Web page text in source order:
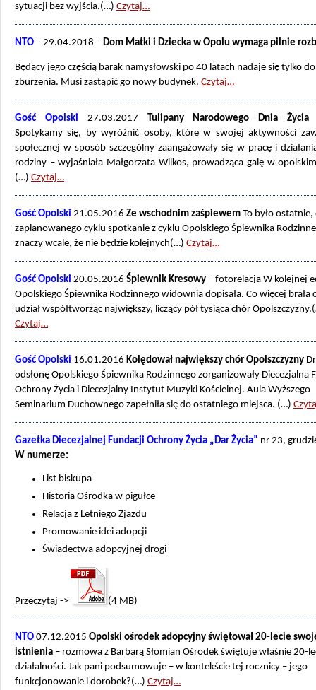
sytuacji bez wyjścia.(…) Czytaj…
NTO – 29.04.2018 – Dom Matki i Dziecka w Opolu wymaga pilnie
Będący jego częścią barak namysłowski po 40 latach nadaje się tylko do
zburzenia. Musi zastąpić go nowy budynek. Czytaj…
Gość Opolski 27.03.2017
Tulipany Narodowego Dnia Życia
Spotykamy się, by wyróżnić osoby, które w swojej aktywności
społecznej w sposób szczególny zaangażowały się w pracę i
rodziny – wyjaśniała Małgorzata Wilkos, prowadząca galę w
(…) Czytaj…
Gość Opolski 21.05.2016 Ze wschodnim zaśpiewem To było ostatnie,
zaplanowanego cyklu spotkanie z cyklu Opolskiego Śpiewnika
znaczy wcale, że nie będzie kolejnych(…) Czytaj…
Gość Opolski 20.05.2016 Śpiewnik Kresowy – fotorelacja W kolejnej
Opolskiego Śpiewnika Rodzinnego widownia dopisała. Co więcej brała
udział współtworząc największy, liczący pół tysiąca chór
Czytaj…
Gość Opolski 16.01.2016 Kolędował największy chór Opolszczyzny
odsłonę Opolskiego Śpiewnika Rodzinnego zorganizowały Diecezjalna
Ochrony Życia i Diecezjalny Instytut Muzyki Kościelnej. Aula Wyższego
Seminarium Duchownego zapełniła się do ostatniego miejsca. (…)
Gazetka Diecezjalnej Fundacji Ochrony Życia „Dar Życia” nr 23,
W numerze:
List biskupa
Historia Ośrodka w pigułce
Relacja z Letniego Zjazdu
Promowanie idei adopcji
Świadectwa adopcyjnej drogi
Przeczytaj -> (4 MB)
NTO 07.12.2015 Opolski ośrodek adopcyjny świętował 20-lecie
istnienia – rozmowa z Barbarą Słomian Ośrodek świętuje właśnie 20-
działalności. Jak pani podsumowuje – w kontekście tej rocznicy – jego
funkcjonowanie i dorobek?(…) Czytaj…